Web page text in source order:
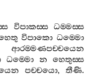
විපාකස‍්ස
ධම‍්මස‍්ස
විපාකො ධම‍්මො
ආරම‍්මණපච‍්චයෙන
ධම‍්මො න
හෙතුස‍්ස
පච‍්චයො, තීණි.